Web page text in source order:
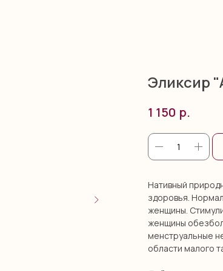
Эликсир
1 150 р.
Нативный
здоровья.
женщины.
женщины
менструальные
области малого